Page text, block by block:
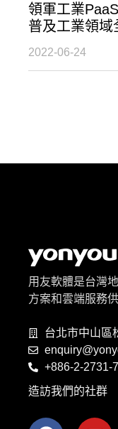
領軍工業
普及工業領域
2022-06-24
用友軟體是台灣
方案和雲端服務
台北市中山區
+886-2-2731-
造訪我們的社群